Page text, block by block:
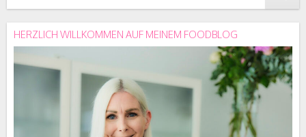
HERZLICH WILLKOMMEN AUF MEINEM FOODBLOG